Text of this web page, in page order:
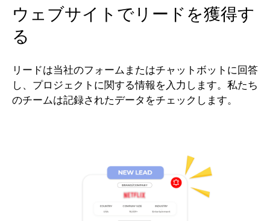
ウェブサイトでリードを獲得す
る
リードは当社のフォームまたはチャットボットに回答
し、プロジェクトに関する情報を入力します。私たち
のチームは記録されたデータをチェックします。